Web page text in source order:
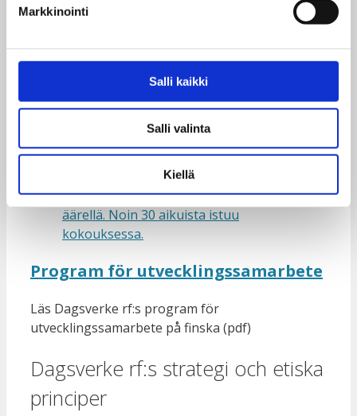
Markkinointi
Salli kaikki
Salli valinta
Kiellä
Utvecklingssamarbetsprogrammet för åren
2025 beskriver närmare principerna och
målsättningarna för Dagsverke rf:s verksamhet.
programstöd och intäkterna från finska
skolelevers och studerandes
Dagsverksinsamlingar.
Program för utvecklingssamarbete
Läs Dagsverke rf:s program för
utvecklingssamarbete på finska (pdf)
Dagsverke rf:s strategi och etiska
principer